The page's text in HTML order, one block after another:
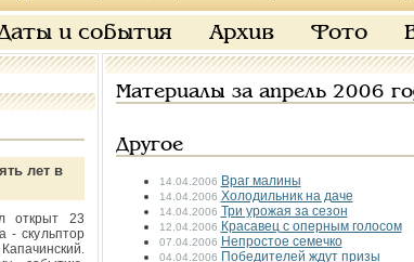
и события Архив Фото
лет в
открыт 23
- скульптор
Материалы за апрель 2006
Другое
14.04.2006 Враг малины
14.04.2006 Холодильник на даче
14.04.2006 Три урожая за сезон
12.04.2006 Красавец с оперным голосом
07.04.2006 Непростое семечко
04.04.2006 Победителей ждут призы